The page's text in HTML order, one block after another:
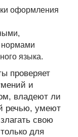
оформления
нормами
языка.
проверяет
и
владеют ли
речью, умеют
свою
для